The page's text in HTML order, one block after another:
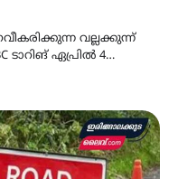
വല്ലക്കുന്ന്
ടാറിങ് ഏപ്രിൽ 4…